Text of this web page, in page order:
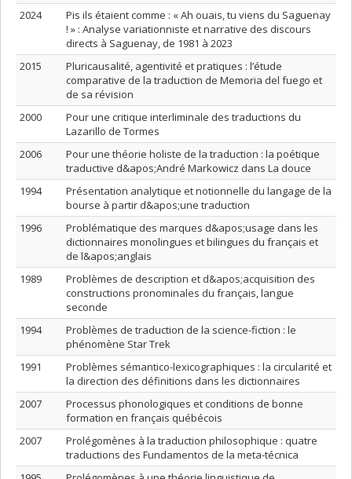
2024
Pis ils étaient comme : « Ah ouais, tu viens du Saguenay
! » : Analyse variationniste et narrative des discours
directs à Saguenay, de 1981 à 2023
2015
Pluricausalité, agentivité et pratiques : l’étude
comparative de la traduction de Memoria del fuego et
de sa révision
2000
Pour une critique interliminale des traductions du
Lazarillo de Tormes
2006
Pour une théorie holiste de la traduction : la poétique
traductive d&apos;André Markowicz dans La douce
1994
Présentation analytique et notionnelle du langage de la
bourse à partir d&apos;une traduction
1996
Problématique des marques d&apos;usage dans les
dictionnaires monolingues et bilingues du français et
de l&apos;anglais
1989
Problèmes de description et d&apos;acquisition des
constructions pronominales du français, langue
seconde
1994
Problèmes de traduction de la science-fiction : le
phénomène Star Trek
1991
Problèmes sémantico-lexicographiques : la circularité et
la direction des définitions dans les dictionnaires
2007
Processus phonologiques et conditions de bonne
formation en français québécois
2007
Prolégomènes à la traduction philosophique : quatre
traductions des Fundamentos de la meta-técnica